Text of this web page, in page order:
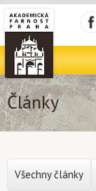
Články
Všechny články